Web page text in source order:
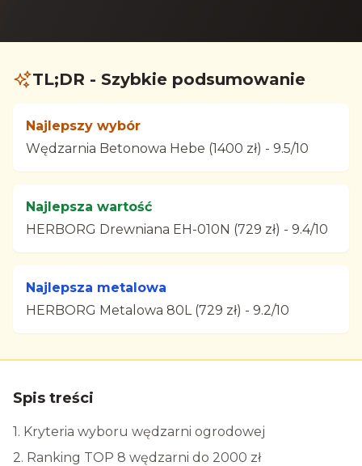
TL;DR - Szybkie podsumowanie
Najlepszy wybór
Wędzarnia Betonowa Hebe (1400 zł) - 9.5/10
Najlepsza wartość
HERBORG Drewniana EH-010N (729 zł) - 9.4/10
Najlepsza metalowa
HERBORG Metalowa 80L (729 zł) - 9.2/10
Spis treści
1. Kryteria wyboru wędzarni ogrodowej
2. Ranking TOP 8 wędzarni do 2000 zł